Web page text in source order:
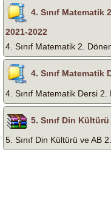
4. Sınıf Matematik
2021-2022
4. Sınıf Matematik 2.
4. Sınıf Matematik
4. Sınıf Matematik Dersi 2.
5. Sınıf Din Kültürü
5. Sınıf Din Kültürü ve AB